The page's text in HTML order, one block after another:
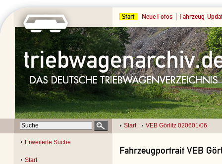
Start Neue Fotos Fahrzeug-
Start VEB Görlitz 020601/06
Erweiterte Suche
Start
Fahrzeugportrait VEB